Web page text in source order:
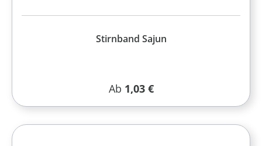
Stirnband Sajun
Regulärer Preis:
Ab 1,03 €